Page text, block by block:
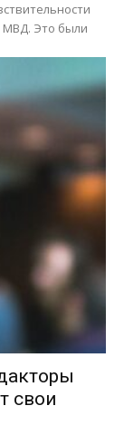
МВД. Это были
свои